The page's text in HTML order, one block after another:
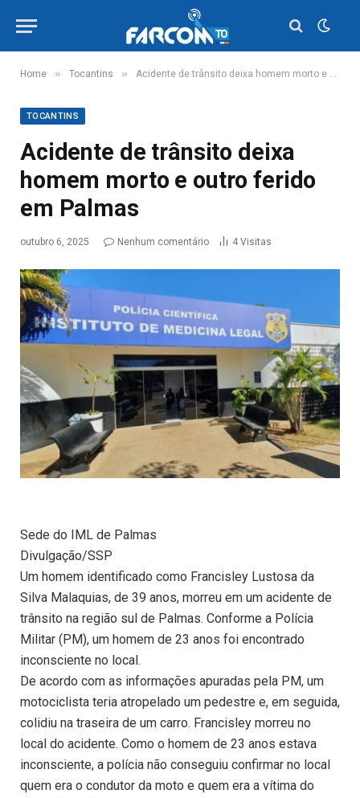
Home » Tocantins » Acidente de trânsito deixa homem morto e outro ferido em Palmas
TOCANTINS
Acidente de trânsito deixa
homem morto e outro ferido
em Palmas
outubro 6, 2025 Nenhum comentário 4 Visitas
Sede do IML de Palmas
Divulgação/SSP
Um homem identificado como Francisley Lustosa da
Silva Malaquias, de 39 anos, morreu em um acidente de
trânsito na região sul de Palmas. Conforme a Polícia
Militar (PM), um homem de 23 anos foi encontrado
inconsciente no local.
De acordo com as informações apuradas pela PM, um
motociclista teria atropelado um pedestre e, em seguida,
colidiu na traseira de um carro. Francisley morreu no
local do acidente. Como o homem de 23 anos estava
inconsciente, a polícia não conseguiu confirmar no local
quem era o condutor da moto e quem era a vítima do